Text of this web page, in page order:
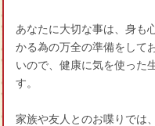
あなたに大切な事は、身も
かる為の万全の準備をして
いので、健康に気を使った
す。
家族や友人とのお喋りでは